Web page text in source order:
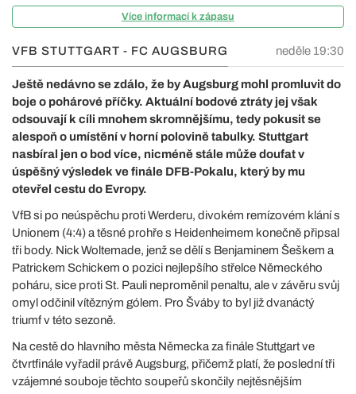
Více informací k zápasu
VFB STUTTGART - FC AUGSBURG neděle 19:30
Ještě nedávno se zdálo, že by Augsburg mohl promluvit do
boje o pohárové příčky. Aktuální bodové ztráty jej však
odsouvají k cíli mnohem skromnějšímu, tedy pokusit se
alespoň o umístění v horní polovině tabulky. Stuttgart
nasbíral jen o bod více, nicméně stále může doufat v
úspěšný výsledek ve finále DFB-Pokalu, který by mu
otevřel cestu do Evropy.
VfB si po neúspěchu proti Werderu, divokém remízovém klání s
Unionem (4:4) a těsné prohře s Heidenheimem konečně připsal
tři body. Nick Woltemade, jenž se dělí s Benjaminem Šeškem a
Patrickem Schickem o pozici nejlepšího střelce Německého
poháru, sice proti St. Pauli neproměnil penaltu, ale v závěru svůj
omyl odčinil vítězným gólem. Pro Šváby to byl již dvanáctý
triumf v této sezoně.
Na cestě do hlavního města Německa za finále Stuttgart ve
čtvrtfinále vyřadil právě Augsburg, přičemž platí, že poslední tři
vzájemné souboje těchto soupeřů skončily nejtěsnějším